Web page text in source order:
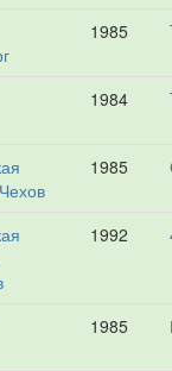
1985
1984
1985
1992
1985